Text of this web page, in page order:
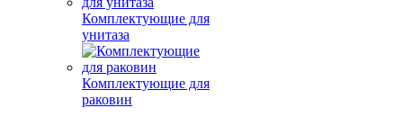
Комплектующие для
унитаза
Комплектующие для
раковин